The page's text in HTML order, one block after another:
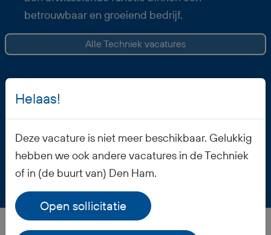
betrouwbaar en groeiend bedrijf.
Alle Techniek vacatures
Vacature opslaan
Helaas!
Deze vacature is niet meer beschikbaar. Gelukkig
hebben we ook andere vacatures in de Techniek
of in (de buurt van) Den Ham.
Open sollicitatie